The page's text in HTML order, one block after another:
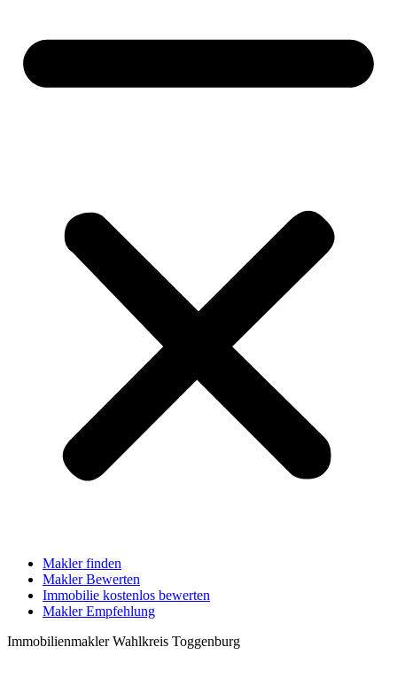
Makler finden
Makler Bewerten
Immobilie kostenlos bewerten
Makler Empfehlung
Immobilienmakler Wahlkreis Toggenburg